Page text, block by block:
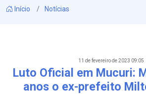
Início Notícias
11 de fevereiro de 2023 09:05
Luto Oficial em Mucuri:
anos o ex-prefeito